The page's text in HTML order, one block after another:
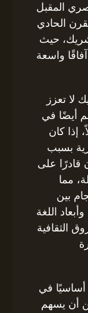
المقبل
الحادي
حيث
واسعة
لا تعزز
أيضًا في
إذا كان
بسبب
قادرًا على
مما
بين
اللغة
الثقافية
أساسيًا في
أن يسهم